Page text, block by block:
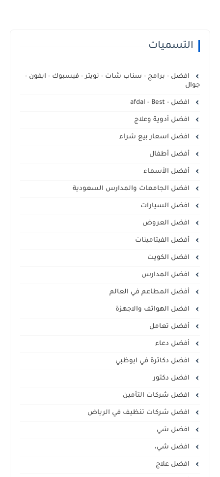
التسميات
افضل - برامج - سناب شات - تويتر - فيسبوك - ايفون -
جوال
افضل - afdal - Best
افضل أدوية وعلاج
افضل اسعار بيع شراء
أفضل أطفال
أفضل الأسماء
افضل الجامعات والمدارس السعودية
افضل السيارات
افضل العروض
أفضل الفيتامينات
افضل الكويت
افضل المدارس
أفضل المطاعم في العالم
افضل الهواتف والاجهزة
أفضل تعامل
أفضل دعاء
افضل دكاترة في ابوظبي
افضل دكتور
افضل شركات التأمين
افضل شركات تنظيف في الرياض
افضل شي
افضل شي،
افضل علاج